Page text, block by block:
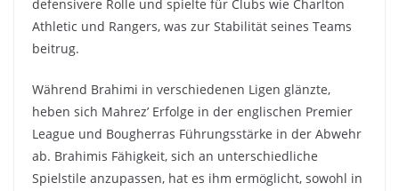
defensivere Rolle und spielte für Clubs wie Charlton
Athletic und Rangers, was zur Stabilität seines Teams
beitrug.
Während Brahimi in verschiedenen Ligen glänzte,
heben sich Mahrez’ Erfolge in der englischen Premier
League und Bougherras Führungsstärke in der Abwehr
ab. Brahimis Fähigkeit, sich an unterschiedliche
Spielstile anzupassen, hat es ihm ermöglicht, sowohl in